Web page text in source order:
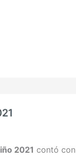
2021 contó